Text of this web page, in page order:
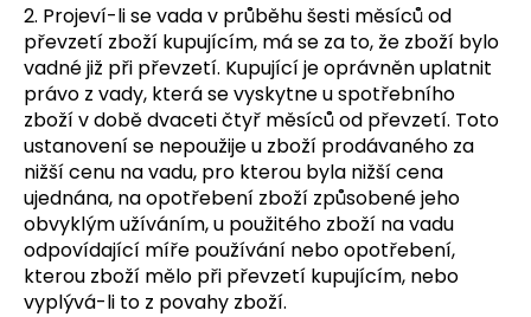
2. Projeví-li se vada v průběhu šesti měsíců od
převzetí zboží kupujícím, má se za to, že zboží bylo
vadné již při převzetí. Kupující je oprávněn uplatnit
právo z vady, která se vyskytne u spotřebního
zboží v době dvaceti čtyř měsíců od převzetí. Toto
ustanovení se nepoužije u zboží prodávaného za
nižší cenu na vadu, pro kterou byla nižší cena
ujednána, na opotřebení zboží způsobené jeho
obvyklým užíváním, u použitého zboží na vadu
odpovídající míře používání nebo opotřebení,
kterou zboží mělo při převzetí kupujícím, nebo
vyplývá-li to z povahy zboží.